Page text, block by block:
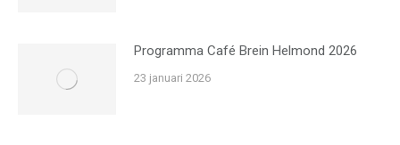
Programma Café Brein Helmond 2026
23 januari 2026